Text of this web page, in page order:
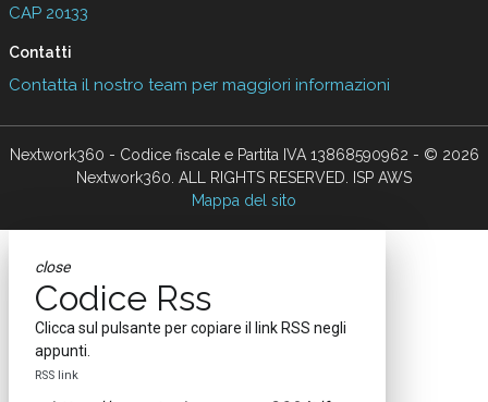
CAP 20133
Contatti
Contatta il nostro team per maggiori informazioni
Nextwork360 - Codice fiscale e Partita IVA 13868590962 - © 2026
Nextwork360. ALL RIGHTS RESERVED. ISP AWS
Mappa del sito
close
Codice Rss
Clicca sul pulsante per copiare il link RSS negli
appunti.
RSS link